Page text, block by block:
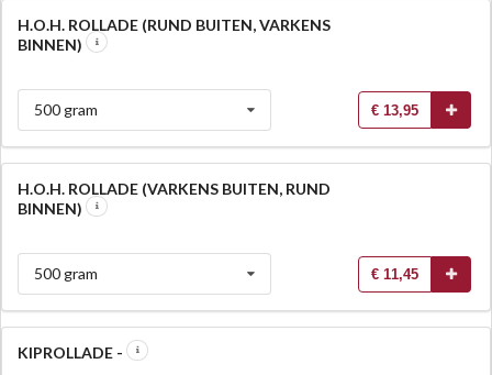
H.O.H. ROLLADE (RUND BUITEN, VARKENS
BINNEN)
500 gram € 13,95
H.O.H. ROLLADE (VARKENS BUITEN, RUND
BINNEN)
500 gram € 11,45
KIPROLLADE -